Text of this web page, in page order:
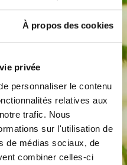
À propos des cookies
privée
personnaliser le contenu
relatives aux
trafic. Nous
sur l'utilisation de
de médias sociaux, de
combiner celles-ci